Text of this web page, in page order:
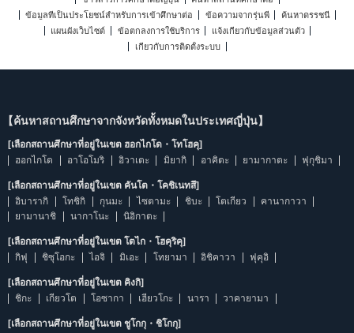
ข้อมูลที่เป็นประโยชน์สำหรับการเข้าศึกษาต่อ
ข้อความจากรุ่นพี่
ค้นหาดรรชนี
แผนผังเว็บไซต์
ข้อตกลงการใช้บริการ
แจ้งเกี่ยวกับข้อมูลส่วนตัว
เกี่ยวกับการติดตั้งระบบ
【ค้นหาสถานศึกษาจากจังหวัดทั้งหมดในประเทศญี่ปุ่น】
[เลือกสถานศึกษาที่อยู่ในเขต ฮอกไกโด・โทโฮคุ]
ฮอกไกโด
อาโอโมริ อิวาเตะ มิยากิ อาคิตะ ยามากาตะ ฟุกุชิมา
[เลือกสถานศึกษาที่อยู่ในเขต คันโต・โคชิเนทสึ]
อิบารากิ
โทชิกิ กุนมะ ไซตามะ ชิบะ โตเกียว
คานากาวา
ยามานาชิ
นากาโนะ นิอิกาตะ
[เลือกสถานศึกษาที่อยู่ในเขต โตไก・โฮคุริคุ]
กิฟุ
ชิซุโอกะ ไอจิ มิเอะ โทยามา อิชิคาวา ฟุคุอิ
[เลือกสถานศึกษาที่อยู่ในเขต คิงกิ]
ชิกะ
เกียวโต โอซากา เฮียวโกะ นารา วาคายามา
[เลือกสถานศึกษาที่อยู่ในเขต ชูโกกุ・ชิโกกุ]